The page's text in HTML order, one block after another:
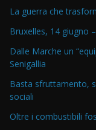
La guerra che
Bruxelles, 14 giugno
Dalle Marche un
Senigallia
Basta sfruttamento,
sociali
Oltre i combustibili